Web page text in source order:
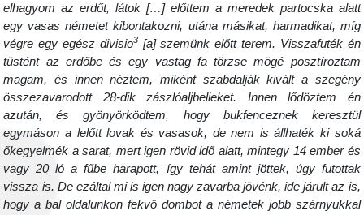
elhagyom az erdőt, látok […] előttem a meredek partocska alatt
egy vasas németet kibontakozni, utána másikat, harmadikat, míg
végre egy egész divisio3[a] szemünk előtt terem. Visszafuték én
tüstént az erdőbe és egy vastag fa törzse mögé posztíroztam
magam, és innen néztem, miként szabdalják kivált a szegény
összezavarodott 28-dik zászlóaljbelieket. Innen lődöztem én
azután, és gyönyörködtem, hogy bukfenceznek keresztül
egymáson a lelőtt lovak és vasasok, de nem is állhaték ki soká
őkegyelmék a sarat, mert igen rövid idő alatt, mintegy 14 ember és
vagy 20 ló a fűbe harapott, így tehát amint jöttek, úgy futottak
vissza is. De ezáltal mi is igen nagy zavarba jövénk, ide járult az is,
hogy a bal oldalunkon fekvő dombot a németek jobb szárnyukkal